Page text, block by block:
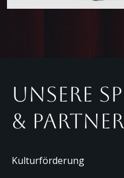
Unsere
& Partner
Kulturförderung